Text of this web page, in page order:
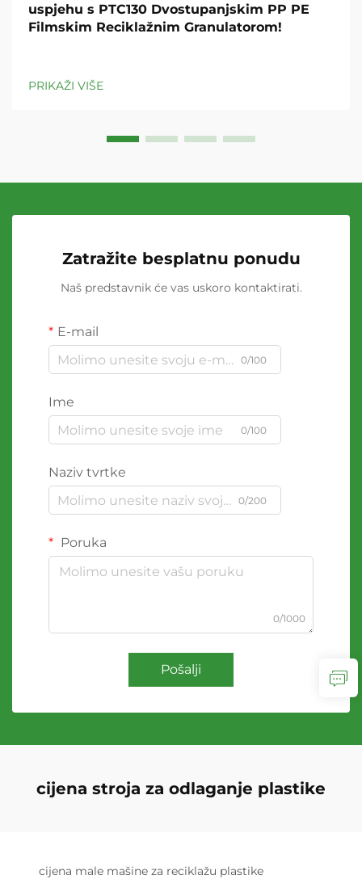
uspjehu s PTC130 Dvostupanjskim PP PE
Filmskim Reciklažnim Granulatorom!
PRIKAŽI VIŠE
Zatražite besplatnu ponudu
Naš predstavnik će vas uskoro kontaktirati.
E-mail
0/100
Ime
0/100
Naziv tvrtke
0/200
Poruka
0/1000
Pošalji
cijena stroja za odlaganje plastike
cijena male mašine za reciklažu plastike